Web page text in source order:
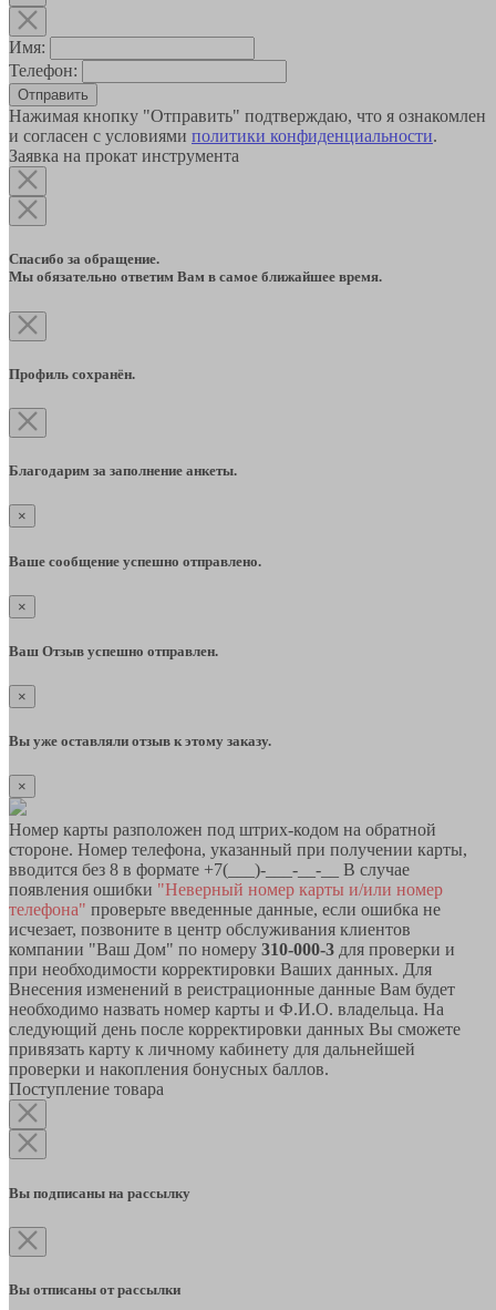
Имя:
Телефон:
Отправить
Нажимая кнопку "Отправить" подтверждаю, что я ознакомлен
и согласен с условиями политики конфиденциальности.
Заявка на прокат инструмента
Спасибо за обращение.
Мы обязательно ответим Вам в самое ближайшее время.
Профиль сохранён.
Благодарим за заполнение анкеты.
×
Ваше сообщение успешно отправлено.
×
Ваш Отзыв успешно отправлен.
×
Вы уже оставляли отзыв к этому заказу.
×
Номер карты разположен под штрих-кодом на обратной
стороне. Номер телефона, указанный при получении карты,
вводится без 8 в формате +7(___)-___-__-__ В случае
появления ошибки "Неверный номер карты и/или номер
телефона" проверьте введенные данные, если ошибка не
исчезает, позвоните в центр обслуживания клиентов
компании "Ваш Дом" по номеру 310-000-3 для проверки и
при необходимости корректировки Ваших данных. Для
Внесения изменений в реистрационные данные Вам будет
необходимо назвать номер карты и Ф.И.О. владельца. На
следующий день после корректировки данных Вы сможете
привязать карту к личному кабинету для дальнейшей
проверки и накопления бонусных баллов.
Поступление товара
Вы подписаны на рассылку
Вы отписаны от рассылки